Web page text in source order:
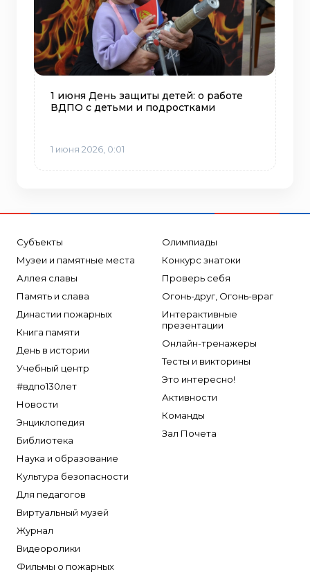
1 июня День защиты детей: о работе
ВДПО с детьми и подростками
1 июня 2026, 0:01
Субъекты
Музеи и памятные места
Аллея славы
Память и слава
Династии пожарных
Книга памяти
День в истории
Учебный центр
#вдпо130лет
Новости
Энциклопедия
Библиотека
Наука и образование
Культура безопасности
Для педагогов
Виртуальный музей
Журнал
Видеоролики
Фильмы о пожарных
Олимпиады
Конкурс знатоки
Проверь себя
Огонь-друг, Огонь-враг
Интерактивные
презентации
Онлайн-тренажеры
Тесты и викторины
Это интересно!
Активности
Команды
Зал Почета